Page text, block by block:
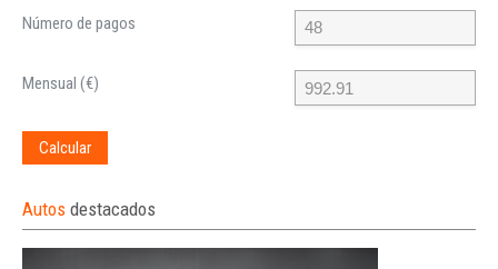
Número de pagos
Mensual (€)
Calcular
Autos destacados